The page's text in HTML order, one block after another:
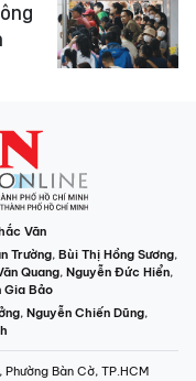
Văn
Trường, Bùi Thị Hồng Sương,
Quang, Nguyễn Đức Hiển,
Gia Bảo
, Nguyễn Chiến Dũng,
Bàn Cờ, TP.HCM